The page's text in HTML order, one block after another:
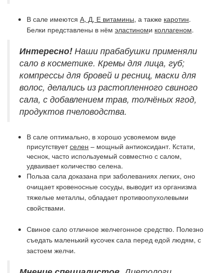
В сале имеются А, Д, Е витамины, а также каротин.
Белки представлены в нём эластиноми коллагеном.
Интересно!Наши прабабушки применяли
сало в косметике. Кремы для лица, губ;
компрессы для бровей и ресниц, маски для
волос, делались из растопленного свиного
сала, с добавлением трав, толчёных ягод,
продуктов пчеловодства.
В сале оптимально, в хорошо усвояемом виде
присутствуетселен – мощный антиоксидант. Кстати,
чеснок, часто используемый совместно с салом,
удваивает количество селена.
Польза сала доказана при заболеваниях легких, оно
очищает кровеносные сосуды, выводит из организма
тяжелые металлы, обладает противоопухолевыми
свойствами.
Свиное сало отличное желчегонное средство. Полезно
съедать маленький кусочек сала перед едой людям, с
застоем желчи.